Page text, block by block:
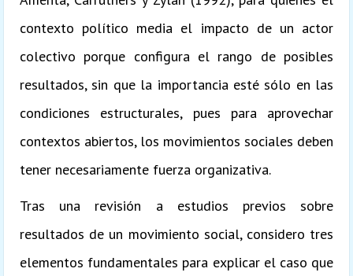
contexto político media el impacto de un actor
colectivo porque configura el rango de posibles
resultados, sin que la importancia esté sólo en las
condiciones estructurales, pues para aprovechar
contextos abiertos, los movimientos sociales deben
tener necesariamente fuerza organizativa.
Tras una revisión a estudios previos sobre
resultados de un movimiento social, considero tres
elementos fundamentales para explicar el caso que